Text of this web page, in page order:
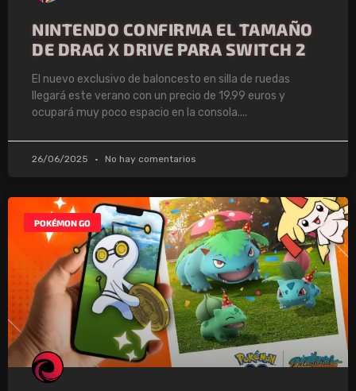
NINTENDO CONFIRMA EL TAMAÑO
DE DRAG X DRIVE PARA SWITCH 2
El nuevo exclusivo de baloncesto en silla de ruedas
llegará este verano con un precio de 19.99 euros y
ocupará muy poco espacio en la consola.
26/06/2025 No hay comentarios
POKÉMON GO